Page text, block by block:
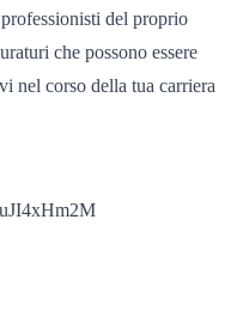
del proprio
che possono essere
nel corso della tua carriera